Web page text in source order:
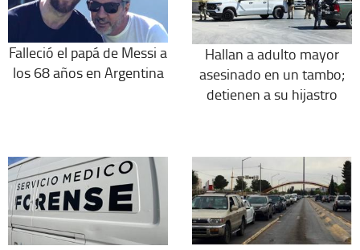
Falleció el papá de Messi a
los 68 años en Argentina
Hallan a adulto mayor
asesinado en un tambo;
detienen a su hijastro